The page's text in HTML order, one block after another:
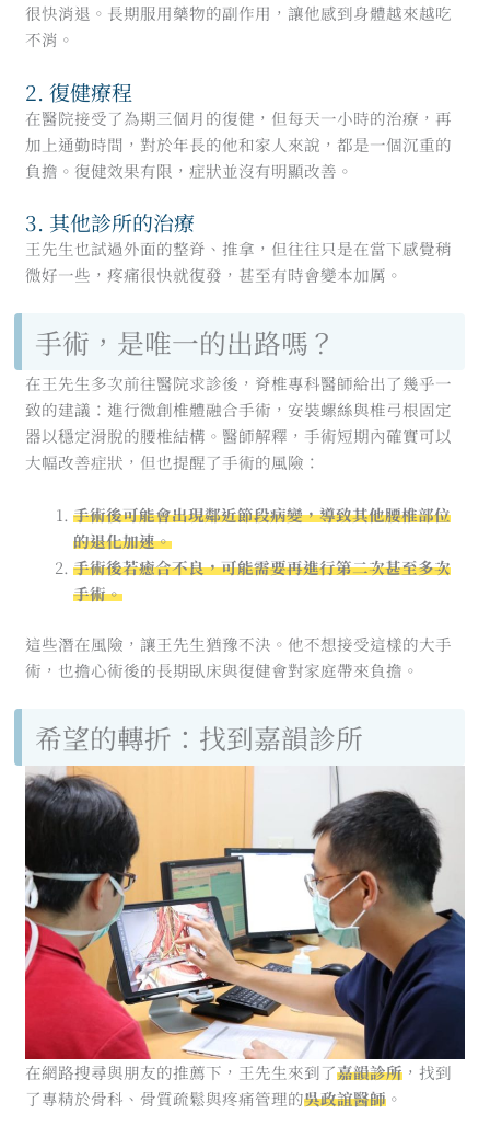
很快消退。長期服用藥物的副作用，讓他感到身體越來越吃
不消。
2. 復健療程
在醫院接受了為期三個月的復健，但每天一小時的治療，再
加上通勤時間，對於年長的他和家人來說，都是一個沉重的
負擔。復健效果有限，症狀並沒有明顯改善。
3. 其他診所的治療
王先生也試過外面的整脊、推拿，但往往只是在當下感覺稍
微好一些，疼痛很快就復發，甚至有時會變本加厲。
手術，是唯一的出路嗎？
在王先生多次前往醫院求診後，脊椎專科醫師給出了幾乎一
致的建議：進行微創椎體融合手術，安裝螺絲與椎弓根固定
器以穩定滑脫的腰椎結構。醫師解釋，手術短期內確實可以
大幅改善症狀，但也提醒了手術的風險：
手術後可能會出現鄰近節段病變，導致其他腰椎部位
的退化加速。​
手術後若癒合不良，可能需要再進行第二次甚至多次
手術。
這些潛在風險，讓王先生猶豫不決。他不想接受這樣的大手
術，也擔心術後的長期臥床與復健會對家庭帶來負擔。
希望的轉折：找到嘉韻診所
在網路搜尋與朋友的推薦下，王先生來到了嘉韻診所，找到
了專精於骨科、骨質疏鬆與疼痛管理的吳政誼醫師。